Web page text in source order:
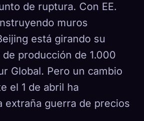
de ruptura. Con EE.
muros
está girando su
producción de 1.000
Global. Pero un cambio
el 1 de abril ha
extraña guerra de precios